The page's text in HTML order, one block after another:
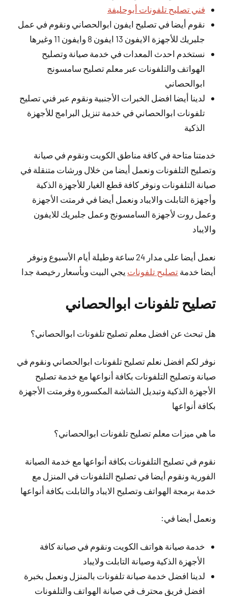
فني تصليح تلفونات أبوحليفة
نقوم أيضا في تصليح ايفون ابوالحصاني ونقوم في عمل
جلبريك للأجهزة الايفون 13 ايفون 8 وايفون 11 وغيرها
نستخدم احدث المعدات في خدمة صيانة وتصليح
الهواتف والتلفونات عبر معلم تصليح سامسونج
ابوالحصاني
لدينا أيضا افضل الخبرات الأجنبية ونقوم عبر فني تصليح
تلفونات ابوالحصاني في خدمة تنزيل البرامج للأجهزة
الذكية
خدمتنا متاحة في كافة مناطق الكويت ونقوم في صيانة
وتصليح التلفونات ونعمل أيضا من خلال ورشات متنقلة في
صيانة التلفونات ونوفر كافة قطع الغيار للأجهزة الذكية
وأجهزة التابلت والايباد ونعمل أيضا في فرمتت الأجهزة
وعمل روت لأجهزة السامسونج وعمل جلبريك للايفون
والايباد
نعمل أيضا
على مدار 24 ساعة وطيلة أيام الأسبوع ونوفر
أيضا خدمة تصليح تلفونات يجي البيت وبأسعار رخيصة جدا
تصليح تلفونات ابوالحصاني
هل تبحث عن افضل معلم تصليح تلفونات ابوالحصاني؟
نوفر لكم افضل نعلم تصليح تلفونات ابوالحصاني ونقوم في
صيانة وتصليح التلفونات بكافة أنواعها مع خدمة تصليح
الأجهزة الذكية وتبديل الشاشة المكسورة وفرمتت الأجهزة
بكافة أنواعها
ما هي ميزات معلم تصليح تلفونات ابوالحصاني؟
نقوم في تصليح التلفونات بكافة أنواعها مع خدمة الصيانة
الفورية ونقوم أيضا في تصليح التلفونات في المنزل مع
خدمة برمجة الهواتف وتصليح الايباد والتابلت بكافة أنواعها
ونعمل أيضا في:
خدمة صيانة هواتف الكويت ونقوم في صيانة كافة
الأجهزة الذكية وصيانة التابلت ولايباد
لدينا افضل خدمة صيانة تلفونات بالمنزل ونعمل بخبرة
افضل فريق محترف في صيانة الهواتف والتلفونات